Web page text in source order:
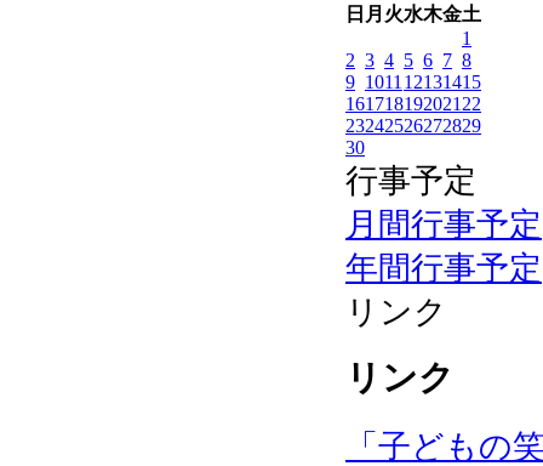
日 月 火水木金土
1
2 3 4 5 6 7 8
9 1011 12131415
161718192021 22
23242526272829
30
行事予定
月間行事予定
年間行事予定
リンク
リンク
「子どもの